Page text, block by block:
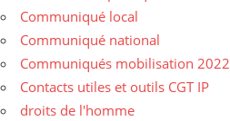
Communiqué local
Communiqué national
Communiqués mobilisation 2022
Contacts utiles et outils CGT IP
droits de l'homme